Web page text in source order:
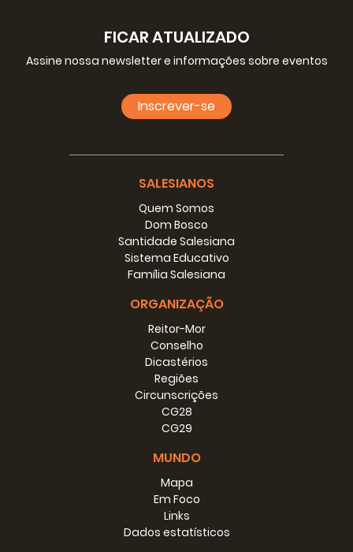
FICAR ATUALIZADO
Assine nossa newsletter e informações sobre eventos
Inscrever-se
SALESIANOS
Quem Somos
Dom Bosco
Santidade Salesiana
Sistema Educativo
Família Salesiana
ORGANIZAÇÃO
Reitor-Mor
Conselho
Dicastérios
Regiões
Circunscrições
CG28
CG29
MUNDO
Mapa
Em Foco
Links
Dados estatísticos